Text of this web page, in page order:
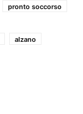
pronto soccorso
alzano